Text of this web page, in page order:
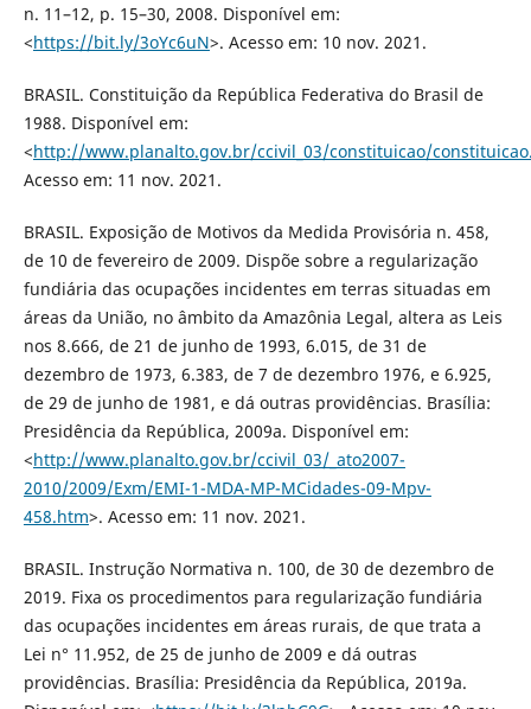
n. 11–12, p. 15–30, 2008. Disponível em:
<https://bit.ly/3oYc6uN>. Acesso em: 10 nov. 2021.
BRASIL. Constituição da República Federativa do Brasil de
1988. Disponível em:
<http://www.planalto.gov.br/ccivil_03/constituicao/
Acesso em: 11 nov. 2021.
BRASIL. Exposição de Motivos da Medida Provisória n. 458,
de 10 de fevereiro de 2009. Dispõe sobre a regularização
fundiária das ocupações incidentes em terras situadas em
áreas da União, no âmbito da Amazônia Legal, altera as Leis
nos 8.666, de 21 de junho de 1993, 6.015, de 31 de
dezembro de 1973, 6.383, de 7 de dezembro 1976, e 6.925,
de 29 de junho de 1981, e dá outras providências. Brasília:
Presidência da República, 2009a. Disponível em:
<http://www.planalto.gov.br/ccivil_03/_ato2007-
2010/2009/Exm/EMI-1-MDA-MP-MCidades-09-Mpv-
458.htm>. Acesso em: 11 nov. 2021.
BRASIL. Instrução Normativa n. 100, de 30 de dezembro de
2019. Fixa os procedimentos para regularização fundiária
das ocupações incidentes em áreas rurais, de que trata a
Lei n° 11.952, de 25 de junho de 2009 e dá outras
providências. Brasília: Presidência da República, 2019a.